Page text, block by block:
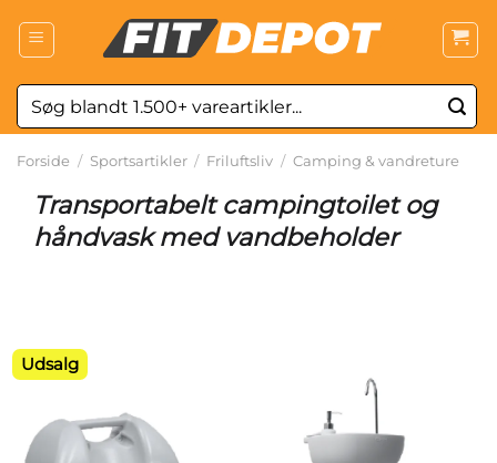
Søg
efter:
Forside / Sportsartikler / Friluftsliv / Camping & vandreture
Transportabelt campingtoilet og
håndvask med vandbeholder
Udsalg